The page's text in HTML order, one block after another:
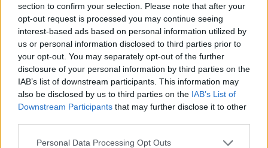
section to confirm your selection. Please note that after your
opt-out request is processed you may continue seeing
interest-based ads based on personal information utilized by
us or personal information disclosed to third parties prior to
your opt-out. You may separately opt-out of the further
disclosure of your personal information by third parties on the
IAB’s list of downstream participants. This information may
also be disclosed by us to third parties on the IAB’s List of
Downstream Participants that may further disclose it to other
Personal Data Processing Opt Outs